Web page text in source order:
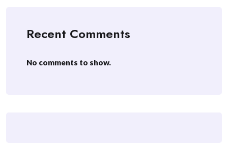
Recent Comments
No comments to show.